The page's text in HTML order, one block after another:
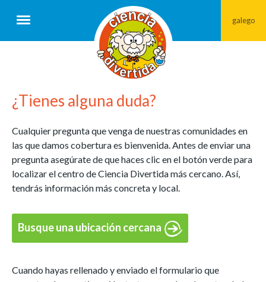
galego
¿Tienes alguna duda?
Cualquier pregunta que venga de nuestras comunidades en
las que damos cobertura es bienvenida. Antes de enviar una
pregunta asegúrate de que haces clic en el botón verde para
localizar el centro de Ciencia Divertida más cercano. Así,
tendrás información más concreta y local.
Busque una ubicación cercana
Cuando hayas rellenado y enviado el formulario que